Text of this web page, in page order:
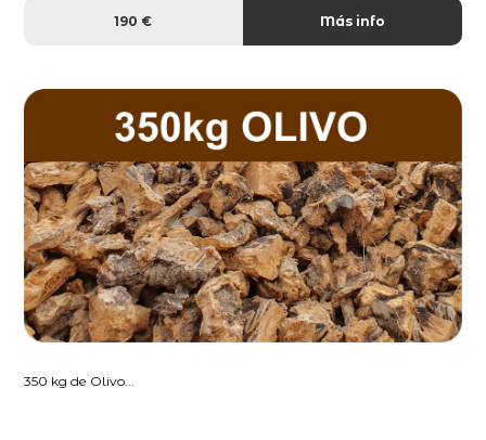
190 € Más info
350 kg de Olivo...